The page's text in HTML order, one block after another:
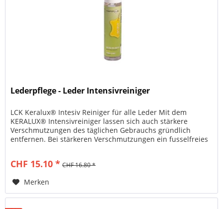
Lederpflege - Leder Intensivreiniger
LCK Keralux® Intesiv Reiniger für alle Leder Mit dem
KERALUX® Intensivreiniger lassen sich auch stärkere
Verschmutzungen des täglichen Gebrauchs gründlich
entfernen. Bei stärkeren Verschmutzungen ein fusselfreies
CHF 15.10 * CHF 16.80 *
Merken